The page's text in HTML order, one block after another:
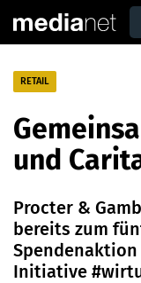
RETAIL
und
Procter &
bereits zum
Initiative